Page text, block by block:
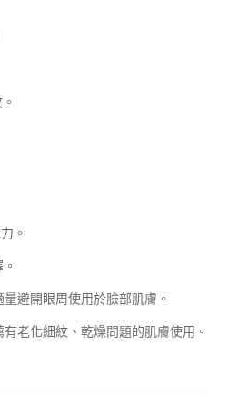
。
避開眼周使用於臉部肌膚。
老化細紋、乾燥問題的肌膚使用。